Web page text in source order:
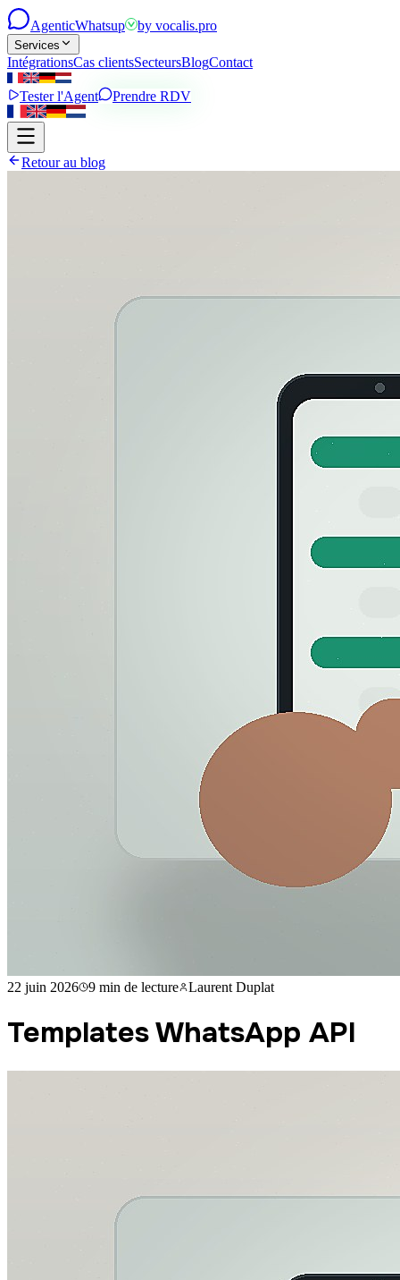
AgenticWhatsup by vocalis.pro
Services
IntégrationsCas clientsSecteursBlogContact
Tester l'Agent Prendre RDV
Retour au blog
22 juin 2026 9 min de lecture Laurent Duplat
Templates WhatsApp API